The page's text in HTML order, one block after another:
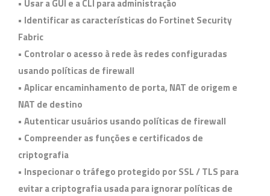
• Usar a GUI e a CLI para administração
• Identificar as características do Fortinet Security
Fabric
• Controlar o acesso à rede às redes configuradas
usando políticas de firewall
• Aplicar encaminhamento de porta, NAT de origem e
NAT de destino
• Autenticar usuários usando políticas de firewall
• Compreender as funções e certificados de
criptografia
• Inspecionar o tráfego protegido por SSL / TLS para
evitar a criptografia usada para ignorar políticas de